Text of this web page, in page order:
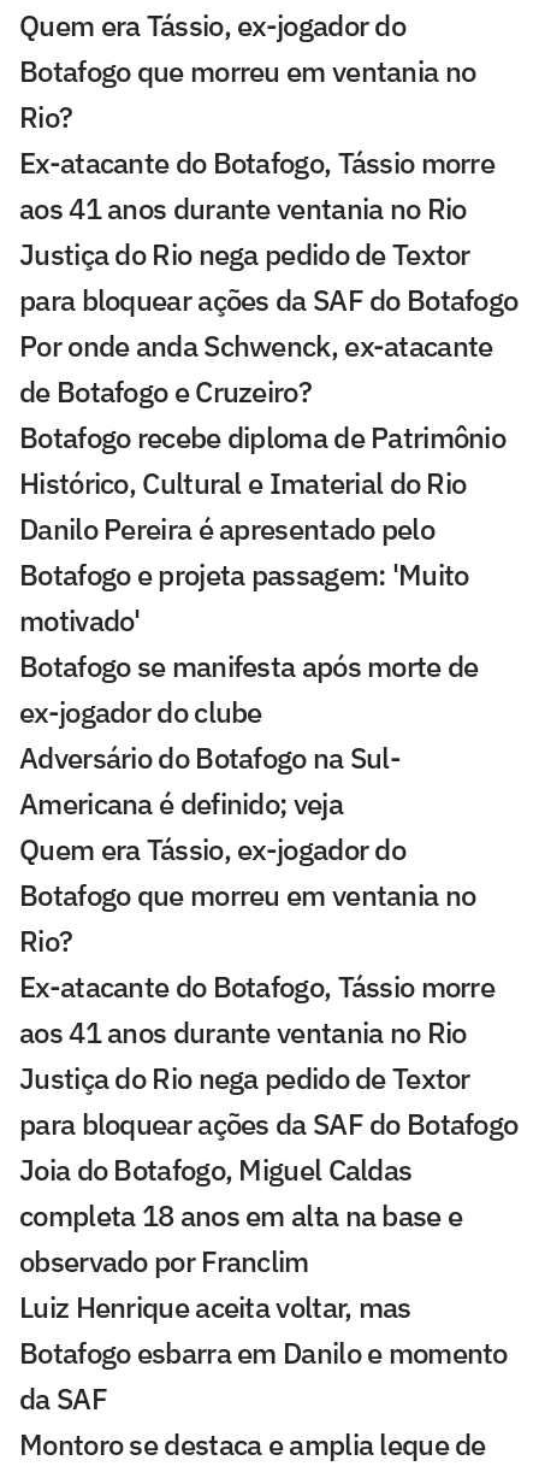
Quem era Tássio, ex-jogador do
Botafogo que morreu em ventania no
Rio?
Ex-atacante do Botafogo, Tássio morre
aos 41 anos durante ventania no Rio
Justiça do Rio nega pedido de Textor
para bloquear ações da SAF do Botafogo
Por onde anda Schwenck, ex-atacante
de Botafogo e Cruzeiro?
Botafogo recebe diploma de Patrimônio
Histórico, Cultural e Imaterial do Rio
Danilo Pereira é apresentado pelo
Botafogo e projeta passagem: 'Muito
motivado'
Botafogo se manifesta após morte de
ex-jogador do clube
Adversário do Botafogo na Sul-
Americana é definido; veja
Quem era Tássio, ex-jogador do
Botafogo que morreu em ventania no
Rio?
Ex-atacante do Botafogo, Tássio morre
aos 41 anos durante ventania no Rio
Justiça do Rio nega pedido de Textor
para bloquear ações da SAF do Botafogo
Joia do Botafogo, Miguel Caldas
completa 18 anos em alta na base e
observado por Franclim
Luiz Henrique aceita voltar, mas
Botafogo esbarra em Danilo e momento
da SAF
Montoro se destaca e amplia leque de